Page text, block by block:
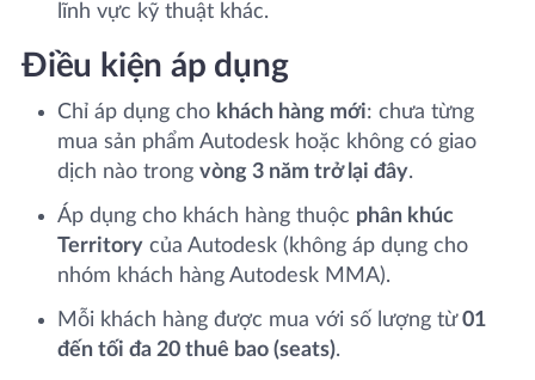
lĩnh vực kỹ thuật khác.
Điều kiện áp dụng
Chỉ áp dụng cho khách hàng mới: chưa từng
mua sản phẩm Autodesk hoặc không có giao
dịch nào trong vòng 3 năm trở lại đây.
Áp dụng cho khách hàng thuộc phân khúc
Territory của Autodesk (không áp dụng cho
nhóm khách hàng Autodesk MMA).
Mỗi khách hàng được mua với số lượng từ01
đến tối đa 20 thuê bao (seats).